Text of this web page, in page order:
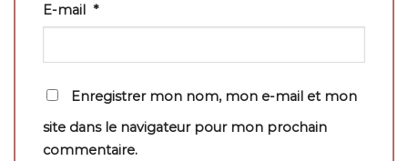
E-mail *
Enregistrer mon nom, mon e-mail et mon
site dans le navigateur pour mon prochain
commentaire.